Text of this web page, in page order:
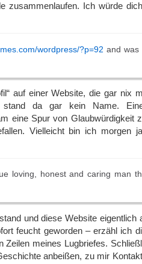
zusammenlaufen. Ich würde
wordpress/?p=92 and was
auf einer Website, die gar nix
da gar kein Name.
eine Spur von Glaubwürdigkeit
Vielleicht bin ich morgen
loving, honest and caring man
und diese Website eigentlich
feucht geworden – erzähl ich
Zeilen meines Lugbriefes.
anbeißen, zu mir